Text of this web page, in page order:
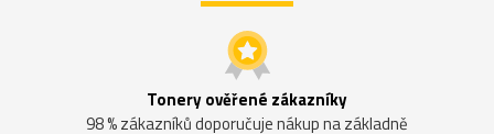
Tonery ověřené zákazníky
98 % zákazníků doporučuje nákup na základně